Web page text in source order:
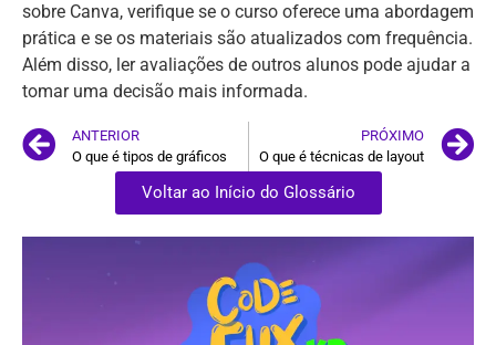
sobre Canva, verifique se o curso oferece uma abordagem
prática e se os materiais são atualizados com frequência.
Além disso, ler avaliações de outros alunos pode ajudar a
tomar uma decisão mais informada.
ANTERIOR
O que é tipos de gráficos
PRÓXIMO
O que é técnicas de layout
Voltar ao Início do Glossário